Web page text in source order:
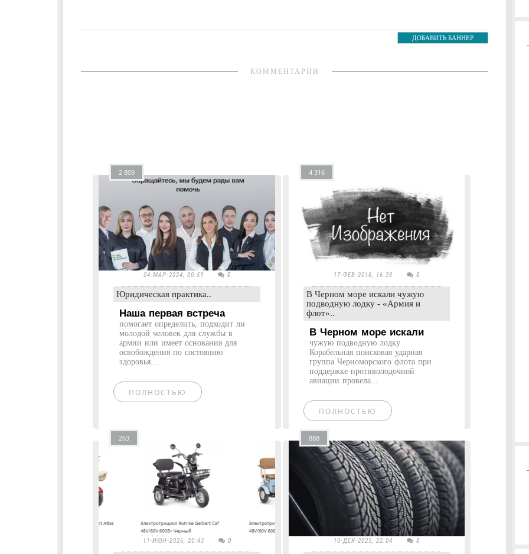
ДОБАВИТЬ БАННЕР
КОММЕНТАРИИ
2 809
04-МАР-2024, 00:59 0
Юридическая практика..
Наша первая встреча
помогает определить, подходит ли
молодой человек для службы в
армии или имеет основания для
освобождения по состоянию
здоровья....
ПОЛНОСТЬЮ
4 316
17-ФЕВ-2016, 16:20 0
В Черном море искали чужую
подводную лодку - «Армия и
флот»..
В Черном море искали
чужую подводную лодку
Корабельная поисковая ударная
группа Черноморского флота при
поддержке противолодочной
авиации провела...
ПОЛНОСТЬЮ
263
11-ИЮН-2026, 20:43 0
888
10-ДЕК-2025, 22:04 0